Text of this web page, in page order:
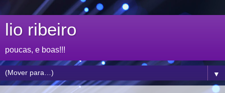
lio ribeiro
poucas, e boas!!!
▼